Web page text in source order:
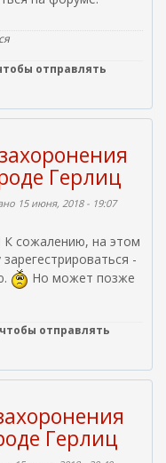
ш
я
с
с
л
к
)
отправлять
Герлиц
15 июня, 2018 - 19:07
К сожалению, на этом
-
Но может позже
отправлять
Герлиц